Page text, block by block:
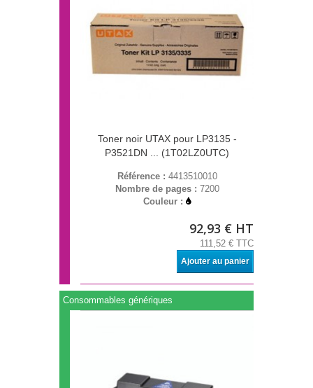
Toner noir UTAX pour LP3135 -
P3521DN ... (1T02LZ0UTC)
Référence : 4413510010
Nombre de pages : 7200
Couleur :
92,93 € HT
111,52 € TTC
Ajouter au panier
Consommables génériques